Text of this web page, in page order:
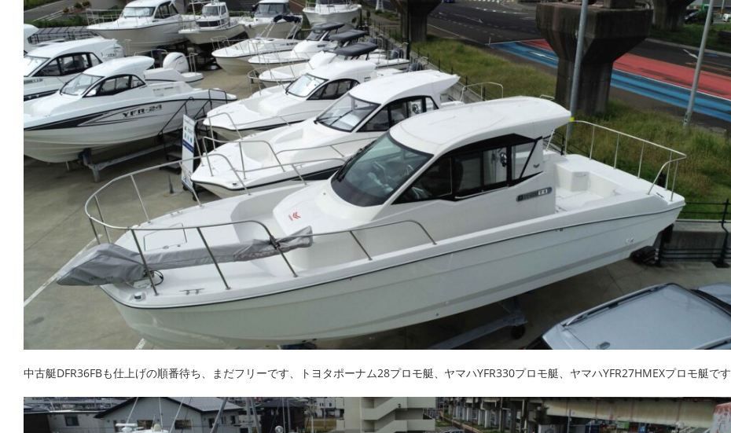
中古艇DFR36FBも仕上げの順番待ち、まだフリーです、トヨタポーナム28プロモ艇、ヤマハYFR330プロモ艇、ヤマハYFR27HMEXプロモ艇です